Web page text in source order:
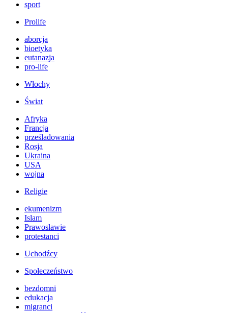
sport
Prolife
aborcja
bioetyka
eutanazja
pro-life
Włochy
Świat
Afryka
Francja
prześladowania
Rosja
Ukraina
USA
wojna
Religie
ekumenizm
Islam
Prawosławie
protestanci
Uchodźcy
Społeczeństwo
bezdomni
edukacja
migranci